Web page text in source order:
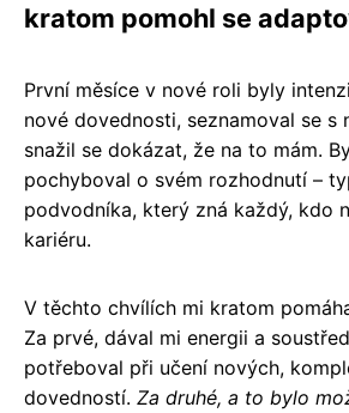
kratom pomohl se
První měsíce v nové roli byly
nové dovednosti, seznamoval se s
snažil se dokázat, že na to mám.
pochyboval o svém rozhodnutí –
podvodníka, který zná každý, kdo
kariéru.
V těchto chvílích mi kratom
Za prvé, dával mi energii a
potřeboval při učení nových,
dovedností. Za druhé, a to bylo